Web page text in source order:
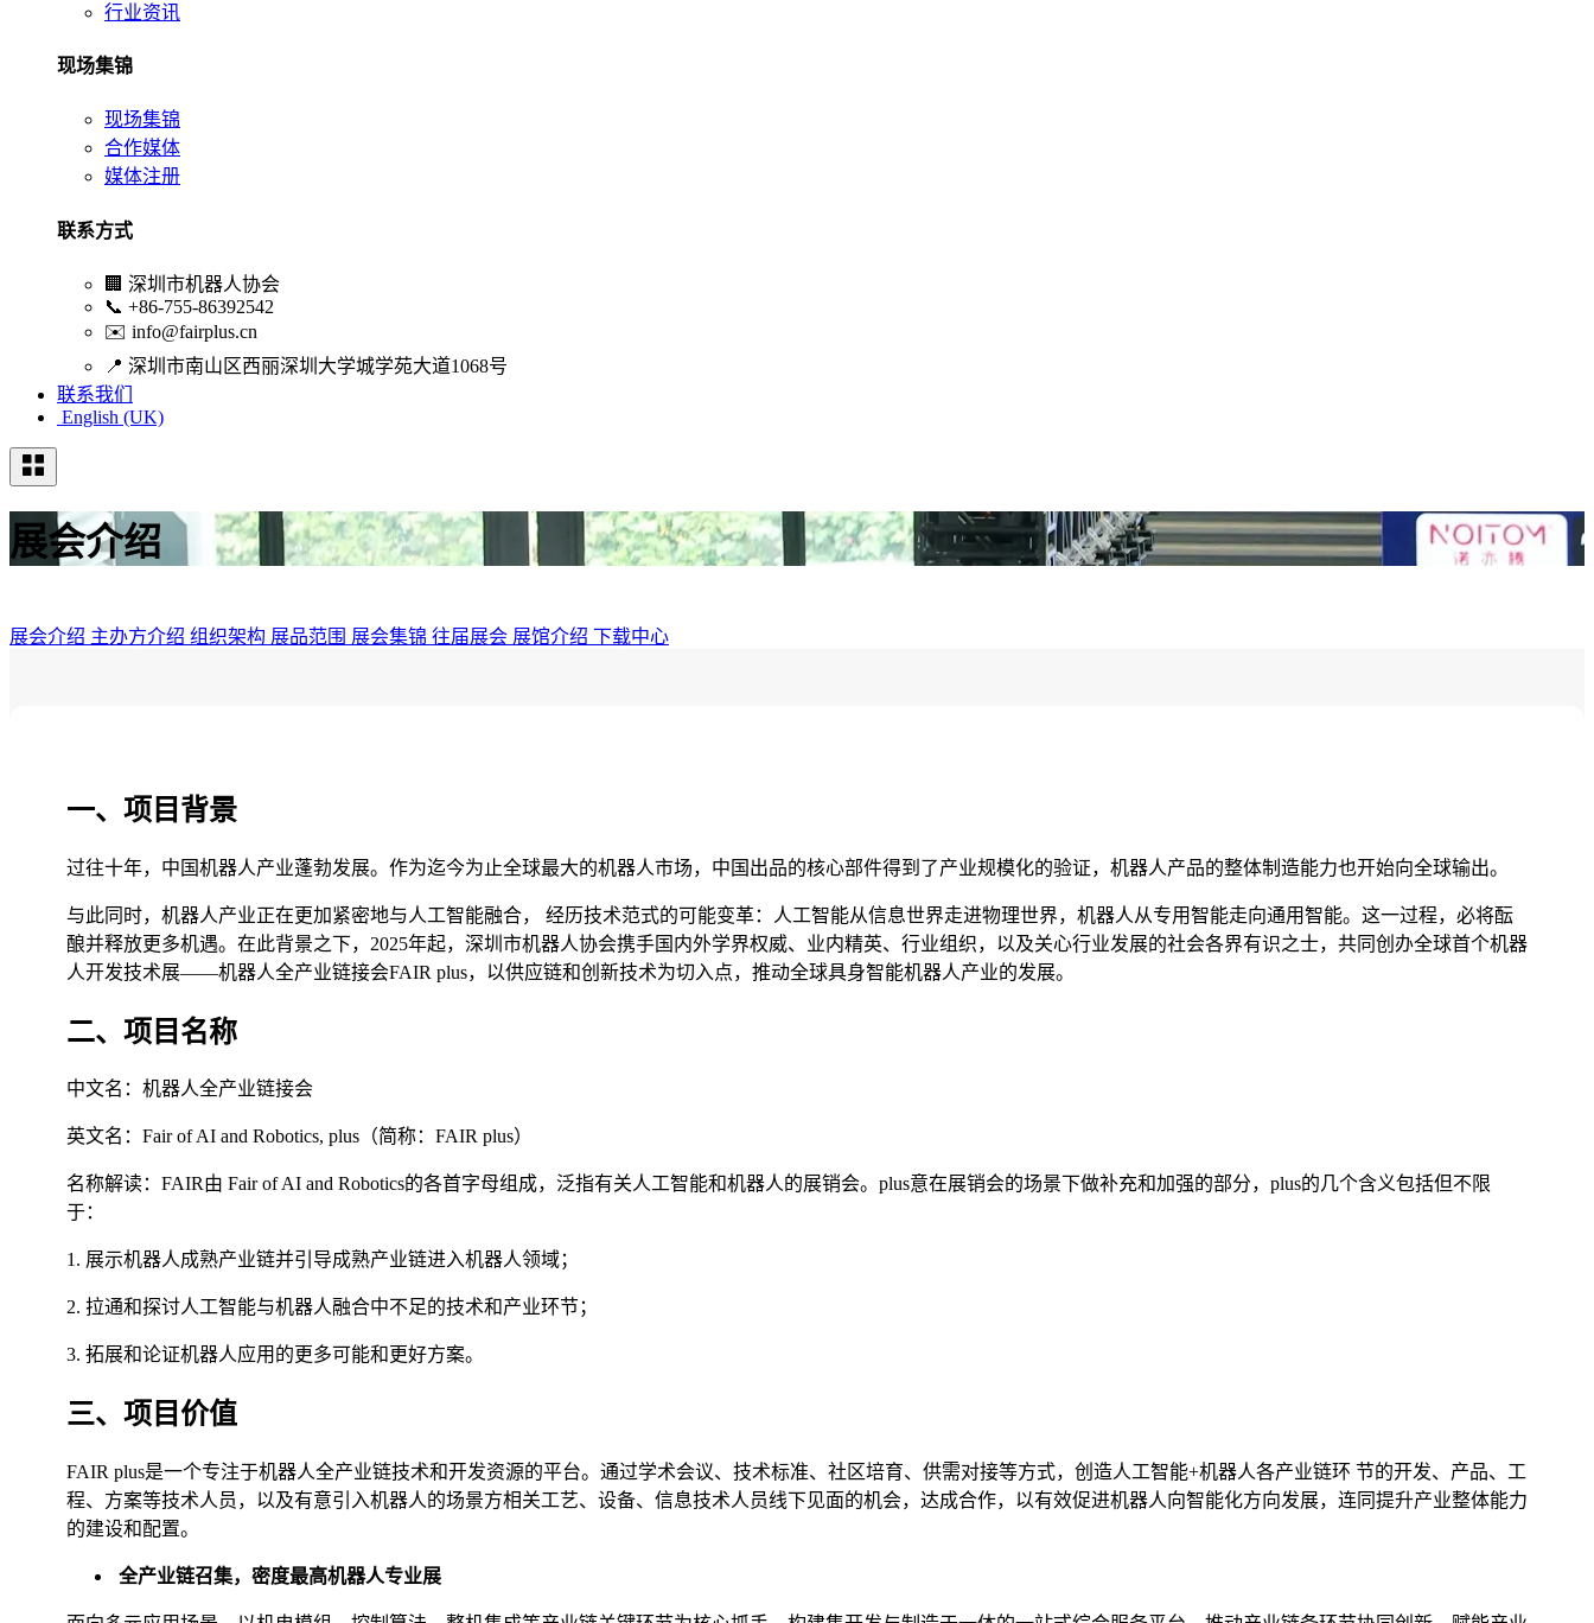
行业资讯
现场集锦
现场集锦
合作媒体
媒体注册
联系方式
🏢 深圳市机器人协会
📞 +86-755-86392542
✉️ info@fairplus.cn
📍 深圳市南山区西丽深圳大学城学苑大道1068号
联系我们
English (UK)
展会介绍
展会介绍 主办方介绍 组织架构 展品范围 展会集锦 往届展会 展馆介绍 下载中心
一、 项目背景
过往十年，中国机器人产业蓬勃发展。作为迄今为止全球最大的机器人市场，中国出品的核心部件得到了产业规模化的验证，机器人产品的整体制造能力也开始向全球输出。
与此同时，机器人产业正在更加紧密地与人工智能融合， 经历技术范式的可能变革：人工智能从信息世界走进物理世界，机器人从专用智能走向通用智能。这一过程，必将酝
酿并释放更多机遇。在此背景之下，2025年起，深圳市机器人协会携手国内外学界权威、业内精英、行业组织，以及关心行业发展的社会各界有识之士，共同创办全球首个机器
人开发技术展——机器人全产业链接会FAIR plus，以供应链和创新技术为切入点，推动全球具身智能机器人产业的发展。
二、项目名称
中文名：机器人全产业链接会
英文名：Fair of AI and Robotics, plus（简称：FAIR plus）
名称解读：FAIR由 Fair of AI and Robotics的各首字母组成，泛指有关人工智能和机器人的展销会。plus意在展销会的场景下做补充和加强的部分，plus的几个含义包括但不限
于：
1. 展示机器人成熟产业链并引导成熟产业链进入机器人领域；
2. 拉通和探讨人工智能与机器人融合中不足的技术和产业环节；
3. 拓展和论证机器人应用的更多可能和更好方案。
三、项目价值
FAIR plus是一个专注于机器人全产业链技术和开发资源的平台。通过学术会议、技术标准、社区培育、供需对接等方式，创造人工智能+机器人各产业链环 节的开发、产品、工
程、方案等技术人员，以及有意引入机器人的场景方相关工艺、设备、信息技术人员线下见面的机会，达成合作，以有效促进机器人向智能化方向发展，连同提升产业整体能力
的建设和配置。
全产业链召集，密度最高机器人专业展